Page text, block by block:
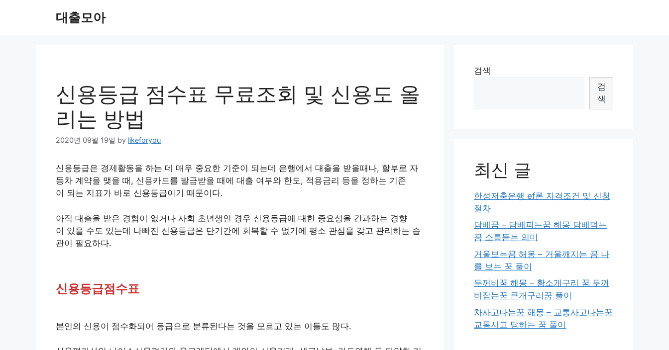
대출모아
신용등급 점수표 무료조회 및 신용도 올
리는 방법
2020년 09월 19일 by likeforyou
신용등급은 경제활동을 하는 데 매우 중요한 기준이 되는데 은행에서 대출을 받을때나, 할부로 자
동차 계약을 맺을 때, 신용카드를 발급받을 때에 대출 여부와 한도, 적용금리 등을 정하는 기준
이 되는 지표가 바로 신용등급이기 때문이다.
아직 대출을 받은 경험이 없거나 사회 초년생인 경우 신용등급에 대한 중요성을 간과하는 경향
이 있을 수도 있는데 나빠진 신용등급은 단기간에 회복할 수 없기에 평소 관심을 갖고 관리하는 습
관이 필요하다.
신용등급점수표
본인의 신용이 점수화되어 등급으로 분류된다는 것을 모르고 있는 이들도 많다.
검색
검
색
최신 글
한성저축은행 ef론 자격조건 및 신청
절차
담배꿈 – 담배피는꿈 해몽 담배먹는
꿈 소름돋는 의미
거울보는꿈 해몽 – 거울깨지는 꿈 나
를 보는 꿈 풀이
두꺼비꿈 해몽 – 황소개구리 꿈 두꺼
비잡는꿈 큰개구리꿈 풀이
차사고나는꿈 해몽 – 교통사고나는꿈
교통사고 당하는 꿈 풀이